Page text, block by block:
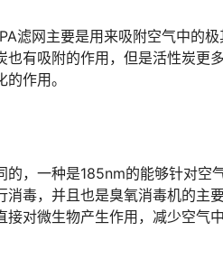
网主要是用来吸附空气中的极
有吸附的作用，但是活性炭更
作用。
，一种是185nm的能够针对空
消毒，并且也是臭氧消毒机的主
对微生物产生作用，减少空气